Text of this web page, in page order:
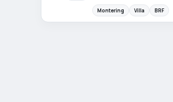
Montering Villa BRF